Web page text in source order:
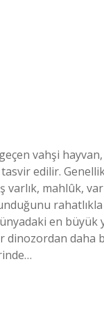
vahşi hayvan,
tasvir edilir.
varlık, mahlûk,
rahatlıkla
en büyük
dinozordan daha